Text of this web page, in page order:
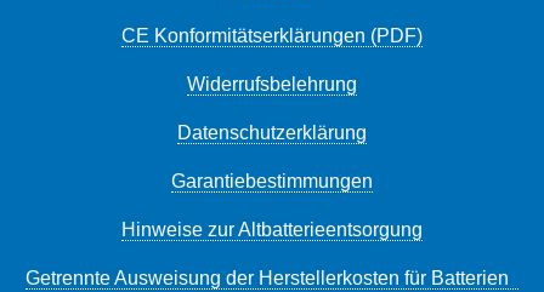
CE Konformitätserklärungen (PDF)
Widerrufsbelehrung
Datenschutzerklärung
Garantiebestimmungen
Hinweise zur Altbatterieentsorgung
Getrennte Ausweisung der Herstellerkosten für Batterien